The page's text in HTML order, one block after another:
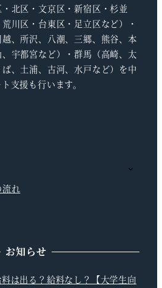
北区・文京区・新宿区・杉並
川区・台東区・足立区など）・
、所沢、八潮、三郷、熊谷、本
宇都宮など）・群馬（高崎、太
、土浦、古河、水戸など）を中
支援も行います。
れ
お知らせ
は出る？給料なし？【大学生向